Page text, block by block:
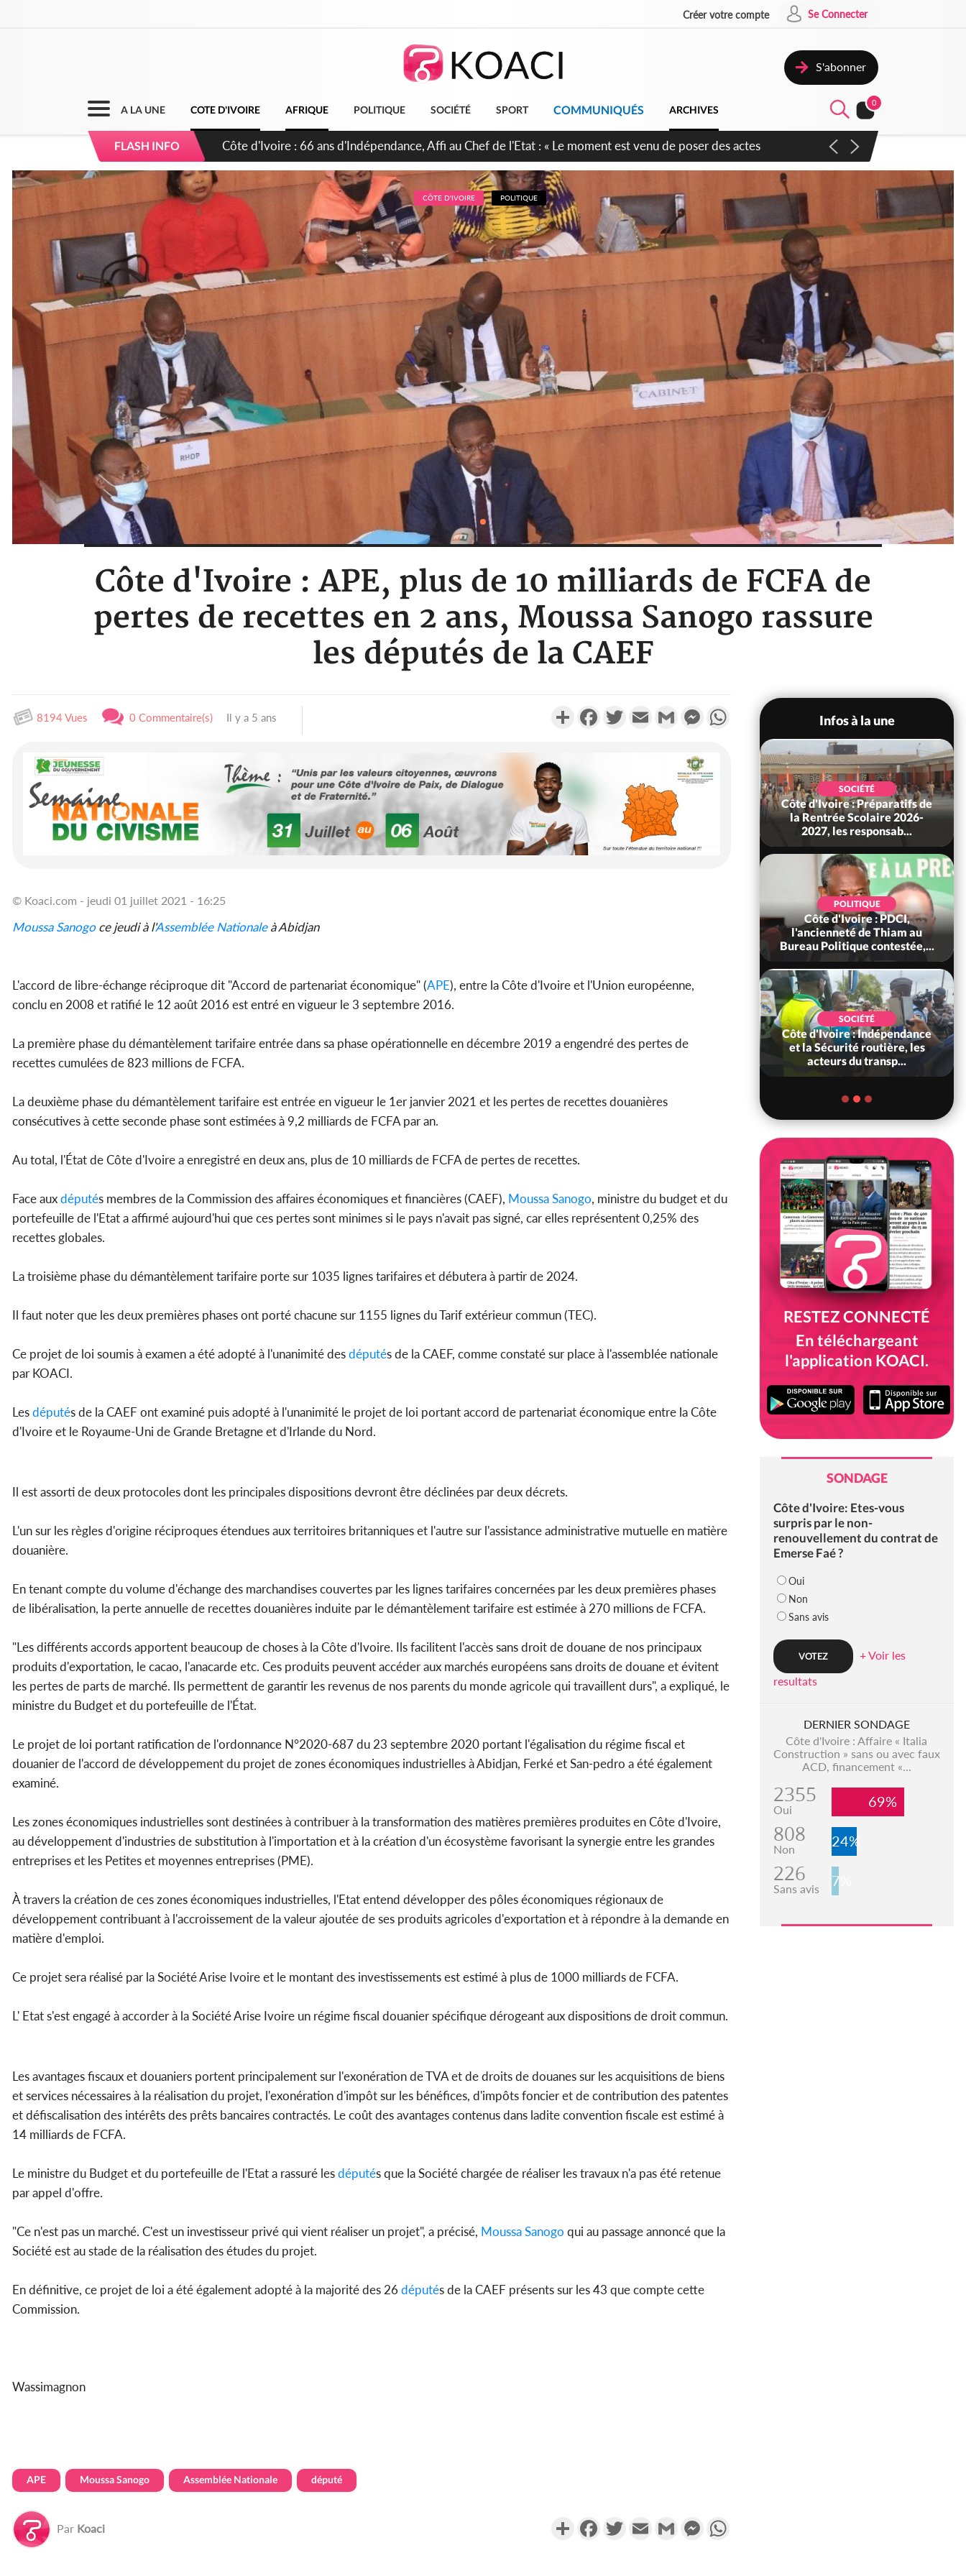
Créer votre compte Se Connecter
S'abonner
A LA UNE COTE D'IVOIRE AFRIQUE POLITIQUE SOCIÉTÉ SPORT COMMUNIQUÉS ARCHIVES
0
FLASH INFO
Côte d'Ivoire-Burkina : La CCI-BF désire instaurer un échange constant avec Abidjan pour favoriser
l'amélioration continue de leurs liens avec la plateforme portuaire
CÔTE D'IVOIRE POLITIQUE
Côte d'Ivoire : APE, plus de 10 milliards de FCFA de
pertes de recettes en 2 ans, Moussa Sanogo rassure
les députés de la CAEF
8194 Vues 0 Commentaire(s) Il y a 5 ans PartagerFacebookTwitterEmail Gmail MessengerWhatsApp
© Koaci.com - jeudi 01 juillet 2021 - 16:25
Moussa Sanogoce jeudi à l'Assemblée Nationaleà Abidjan
L'accord de libre-échange réciproque dit "Accord de partenariat économique" (APE), entre la Côte d'Ivoire et l'Union européenne,
conclu en 2008 et ratifié le 12 août 2016 est entré en vigueur le 3 septembre 2016.
La première phase du démantèlement tarifaire entrée dans sa phase opérationnelle en décembre 2019 a engendré des pertes de
recettes cumulées de 823 millions de FCFA.
La deuxième phase du démantèlement tarifaire est entrée en vigueur le 1er janvier 2021 et les pertes de recettes douanières
consécutives à cette seconde phase sont estimées à 9,2 milliards de FCFA par an.
Au total, l'État de Côte d'Ivoire a enregistré en deux ans, plus de 10 milliards de FCFA de pertes de recettes.
Face auxdéputés membres de la Commission des affaires économiques et financières (CAEF), Moussa Sanogo, ministre du budget et du
portefeuille de l'Etat a affirmé aujourd'hui que ces pertes sont minimes si le pays n'avait pas signé, car elles représentent 0,25% des
recettes globales.
La troisième phase du démantèlement tarifaire porte sur 1035 lignes tarifaires et débutera à partir de 2024.
Il faut noter que les deux premières phases ont porté chacune sur 1155 lignes du Tarif extérieur commun (TEC).
Ce projet de loi soumis à examen a été adopté à l'unanimité desdéputés de la CAEF, comme constaté sur place à l'assemblée nationale
par KOACI.
Lesdéputés de la CAEF ont examiné puis adopté à l'unanimité le projet de loi portant accord de partenariat économique entre la Côte
d'Ivoire et le Royaume-Uni de Grande Bretagne et d'Irlande du Nord.
Il est assorti de deux protocoles dont les principales dispositions devront être déclinées par deux décrets.
L'un sur les règles d'origine réciproques étendues aux territoires britanniques et l'autre sur l'assistance administrative mutuelle en matière
douanière.
En tenant compte du volume d'échange des marchandises couvertes par les lignes tarifaires concernées par les deux premières phases
de libéralisation, la perte annuelle de recettes douanières induite par le démantèlement tarifaire est estimée à 270 millions de FCFA.
"Les différents accords apportent beaucoup de choses à la Côte d'Ivoire. Ils facilitent l'accès sans droit de douane de nos principaux
produits d'exportation, le cacao, l'anacarde etc. Ces produits peuvent accéder aux marchés européens sans droits de douane et évitent
les pertes de parts de marché. Ils permettent de garantir les revenus de nos parents du monde agricole qui travaillent durs", a expliqué, le
ministre du Budget et du portefeuille de l'État.
Le projet de loi portant ratification de l'ordonnance N°2020-687 du 23 septembre 2020 portant l'égalisation du régime fiscal et
douanier de l'accord de développement du projet de zones économiques industrielles à Abidjan, Ferké et San-pedro a été également
examiné.
Les zones économiques industrielles sont destinées à contribuer à la transformation des matières premières produites en Côte d'Ivoire,
au développement d'industries de substitution à l'importation et à la création d'un écosystème favorisant la synergie entre les grandes
entreprises et les Petites et moyennes entreprises (PME).
À travers la création de ces zones économiques industrielles, l'Etat entend développer des pôles économiques régionaux de
développement contribuant à l'accroissement de la valeur ajoutée de ses produits agricoles d'exportation et à répondre à la demande en
matière d'emploi.
Ce projet sera réalisé par la Société Arise Ivoire et le montant des investissements est estimé à plus de 1000 milliards de FCFA.
L' Etat s'est engagé à accorder à la Société Arise Ivoire un régime fiscal douanier spécifique dérogeant aux dispositions de droit commun.
Les avantages fiscaux et douaniers portent principalement sur l'exonération de TVA et de droits de douanes sur les acquisitions de biens
et services nécessaires à la réalisation du projet, l'exonération d'impôt sur les bénéfices, d'impôts foncier et de contribution des patentes
et défiscalisation des intérêts des prêts bancaires contractés. Le coût des avantages contenus dans ladite convention fiscale est estimé à
14 milliards de FCFA.
Le ministre du Budget et du portefeuille de l'Etat a rassuré lesdéputés que la Société chargée de réaliser les travaux n'a pas été retenue
par appel d'offre.
"Ce n'est pas un marché. C'est un investisseur privé qui vient réaliser un projet", a précisé, Moussa Sanogo qui au passage annoncé que la
Société est au stade de la réalisation des études du projet.
En définitive, ce projet de loi a été également adopté à la majorité des 26 députés de la CAEF présents sur les 43 que compte cette
Commission.
Wassimagnon
APE Moussa Sanogo Assemblée Nationale député
Par Koaci PartagerFacebookTwitterEmail Gmail Messenger
Infos à la une
ECONOMIE
Côte d'Ivoire-Burkina : La
CCI-BF désire instaurer un
échange constant avec...
africaine, le gouvernement
SOCIÉTÉ
Côte d'Ivoire : Préparatifs de
la Rentrée Scolaire 2026-
2027, les responsab...
POLITIQUE
Côte d'Ivoire : PDCI,
l'ancienneté de Thiam au
Bureau Politique contestée,...
SOCIÉTÉ
Côte d'Ivoire : Indépendance
et la Sécurité routière, les
acteurs du transp...
RESTEZ CONNECTÉ
En téléchargeant
l'application KOACI.
SONDAGE
Côte d'Ivoire: Etes-vous
surpris par le non-
renouvellement du contrat de
Emerse Faé ?
Oui
Non
Sans avis
+ Voir les
resultats
DERNIER SONDAGE
Côte d'Ivoire : Affaire « Italia
Construction » sans ou avec faux
ACD, financement «...
2355
Oui 69%
808
Non 24%
226
Sans avis 7%